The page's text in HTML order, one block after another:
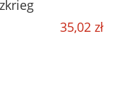
35,02 zł